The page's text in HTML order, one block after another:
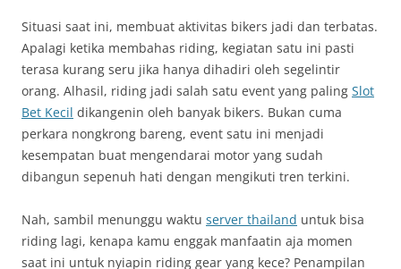
Situasi saat ini, membuat aktivitas bikers jadi dan terbatas.
Apalagi ketika membahas riding, kegiatan satu ini pasti
terasa kurang seru jika hanya dihadiri oleh segelintir
orang. Alhasil, riding jadi salah satu event yang paling Slot
Bet Kecil dikangenin oleh banyak bikers. Bukan cuma
perkara nongkrong bareng, event satu ini menjadi
kesempatan buat mengendarai motor yang sudah
dibangun sepenuh hati dengan mengikuti tren terkini.
Nah, sambil menunggu waktu server thailand untuk bisa
riding lagi, kenapa kamu enggak manfaatin aja momen
saat ini untuk nyiapin riding gear yang kece? Penampilan